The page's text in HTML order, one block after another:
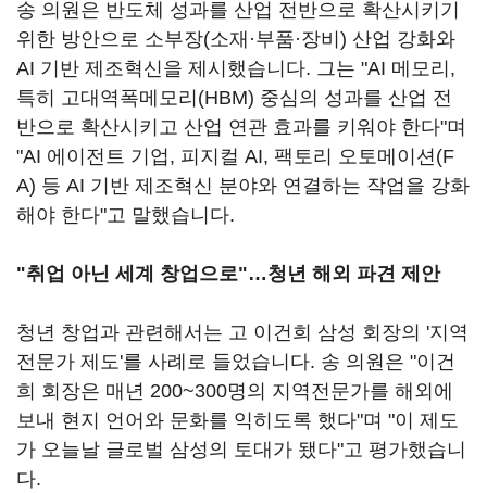
송 의원은 반도체 성과를 산업 전반으로 확산시키기
위한 방안으로 소부장(소재·부품·장비) 산업 강화와
AI 기반 제조혁신을 제시했습니다. 그는 "AI 메모리,
특히 고대역폭메모리(HBM) 중심의 성과를 산업 전
반으로 확산시키고 산업 연관 효과를 키워야 한다"며
"AI 에이전트 기업, 피지컬 AI, 팩토리 오토메이션(F
A) 등 AI 기반 제조혁신 분야와 연결하는 작업을 강화
해야 한다"고 말했습니다.
"취업 아닌 세계 창업으로"…청년 해외 파견 제안
청년 창업과 관련해서는 고 이건희 삼성 회장의 '지역
전문가 제도'를 사례로 들었습니다. 송 의원은 "이건
희 회장은 매년 200~300명의 지역전문가를 해외에
보내 현지 언어와 문화를 익히도록 했다"며 "이 제도
가 오늘날 글로벌 삼성의 토대가 됐다"고 평가했습니
다.